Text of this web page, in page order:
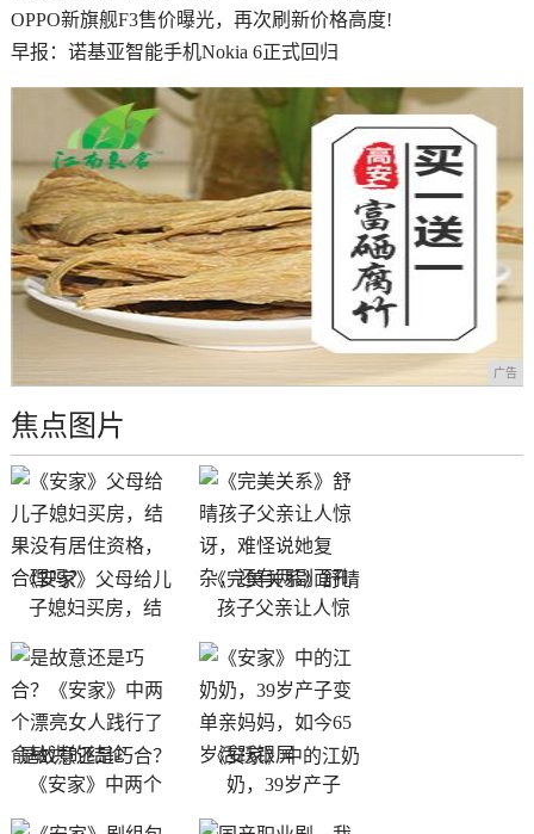
OPPO新旗舰F3售价曝光，再次刷新价格高度!
早报：诺基亚智能手机Nokia 6正式回归
广告
焦点图片
《安家》父母给儿
子媳妇买房，结
《完美关系》舒晴
孩子父亲让人惊
是故意还是巧合？
《安家》中两个
《安家》中的江奶
奶，39岁产子